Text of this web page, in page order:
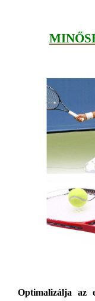
Optimalizálja az